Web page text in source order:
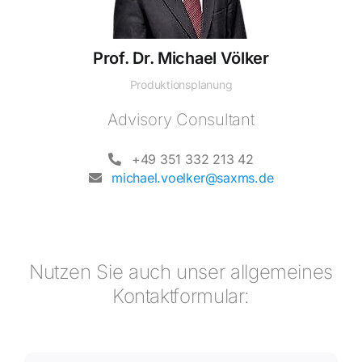
Prof. Dr. Michael Völker
Produktionsplanung
Advisory Consultant
+49 351 332 213 42
michael.voelker@saxms.de
Nutzen Sie auch unser allgemeines
Kontaktformular: